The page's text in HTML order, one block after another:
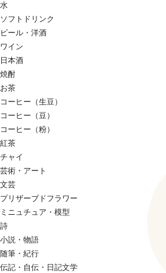
水
ソフトドリンク
ビール・洋酒
ワイン
日本酒
焼酎
お茶
コーヒー（生豆）
コーヒー（豆）
コーヒー（粉）
紅茶
チャイ
芸術・アート
文芸
プリザーブドフラワー
ミニュチュア・模型
詩
小説・物語
随筆・紀行
伝記・自伝・日記文学